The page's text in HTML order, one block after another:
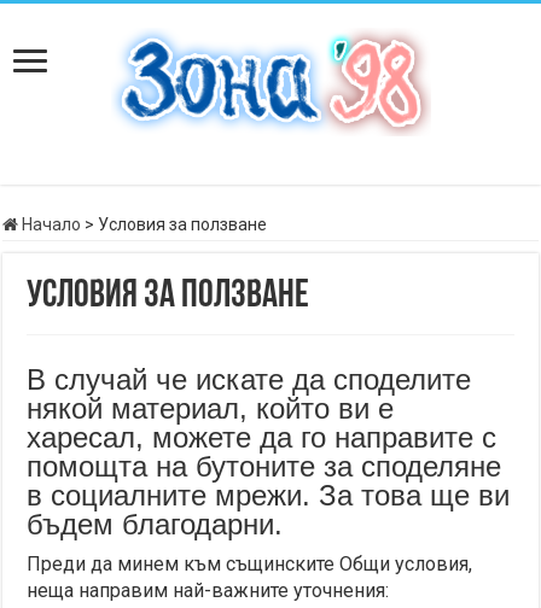
Начало > Условия за ползване
Условия за ползване
В случай че искате да споделите
някой материал, който ви е
харесал, можете да го направите с
помощта на бутоните за споделяне
в социалните мрежи. За това ще ви
бъдем благодарни.
Преди да минем към същинските Общи условия,
неща направим най-важните уточнения: